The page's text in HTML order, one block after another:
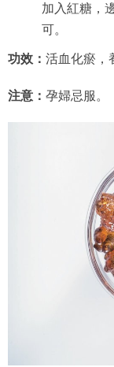
加入紅糖，
可。
功效： 活血化瘀，
注意： 孕婦忌服。